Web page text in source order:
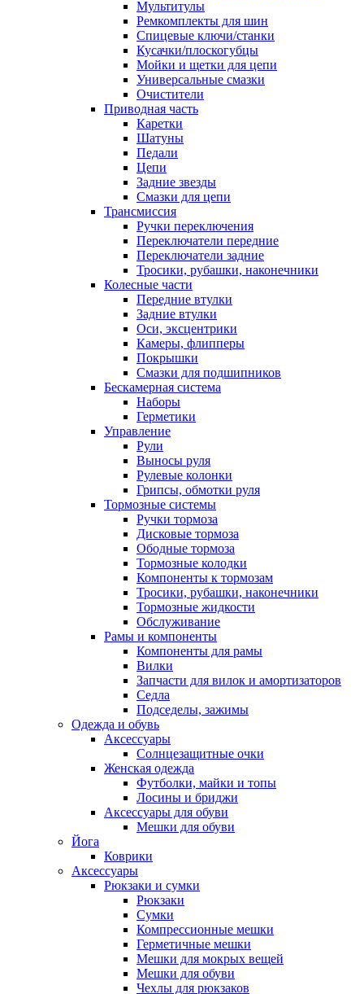
Мультитулы
Ремкомплекты для шин
Спицевые ключи/станки
Кусачки/плоскогубцы
Мойки и щетки для цепи
Универсальные смазки
Очистители
Приводная часть
Каретки
Шатуны
Педали
Цепи
Задние звезды
Смазки для цепи
Трансмиссия
Ручки переключения
Переключатели передние
Переключатели задние
Тросики, рубашки, наконечники
Колесные части
Передние втулки
Задние втулки
Оси, эксцентрики
Камеры, флипперы
Покрышки
Смазки для подшипников
Бескамерная система
Наборы
Герметики
Управление
Рули
Выносы руля
Рулевые колонки
Грипсы, обмотки руля
Тормозные системы
Ручки тормоза
Дисковые тормоза
Ободные тормоза
Тормозные колодки
Компоненты к тормозам
Тросики, рубашки, наконечники
Тормозные жидкости
Обслуживание
Рамы и компоненты
Компоненты для рамы
Вилки
Запчасти для вилок и амортизаторов
Седла
Подседелы, зажимы
Одежда и обувь
Аксессуары
Солнцезащитные очки
Женская одежда
Футболки, майки и топы
Лосины и бриджи
Аксессуары для обуви
Мешки для обуви
Йога
Коврики
Аксессуары
Рюкзаки и сумки
Рюкзаки
Сумки
Компрессионные мешки
Герметичные мешки
Мешки для мокрых вещей
Мешки для обуви
Чехлы для рюкзаков